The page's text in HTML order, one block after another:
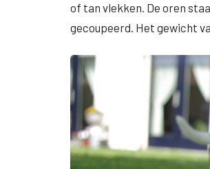
of tan vlekken. De oren
gecoupeerd. Het gewicht